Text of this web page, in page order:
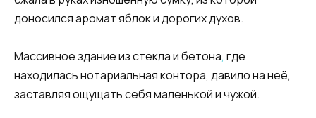
доносился аромат яблок и дорогих духов.
Массивное здание из стекла и бетона, где
находилась нотариальная контора, давило на неё,
заставляя ощущать себя маленькой и чужой.